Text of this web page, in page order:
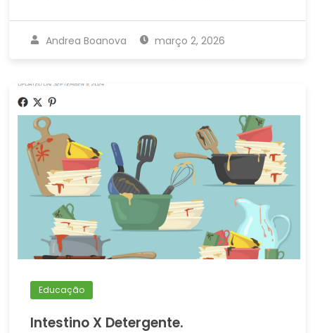
Andrea Boanova março 2, 2026
Educação
Intestino X Detergente.